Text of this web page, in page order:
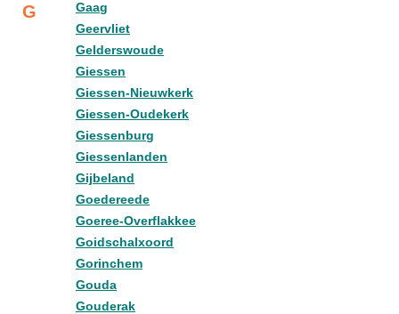
G
Gaag
Geervliet
Gelderswoude
Giessen
Giessen-Nieuwkerk
Giessen-Oudekerk
Giessenburg
Giessenlanden
Gijbeland
Goedereede
Goeree-Overflakkee
Goidschalxoord
Gorinchem
Gouda
Gouderak